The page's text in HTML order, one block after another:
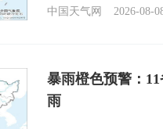
中国天气网 2026-08-
暴雨橙色预警：
雨